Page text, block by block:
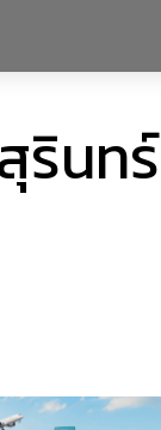
รินทร์